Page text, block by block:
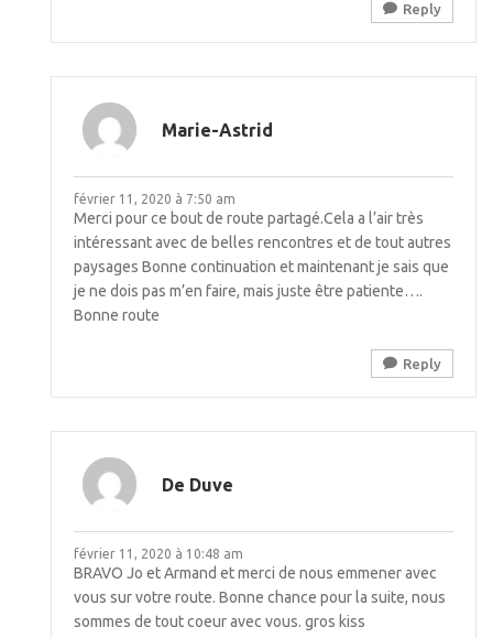
Reply
Marie-Astrid
février 11, 2020 à 7:50 am
Merci pour ce bout de route partagé.Cela a l’air très
intéressant avec de belles rencontres et de tout autres
paysages Bonne continuation et maintenant je sais que
je ne dois pas m’en faire, mais juste être patiente….
Bonne route
Reply
De Duve
février 11, 2020 à 10:48 am
BRAVO Jo et Armand et merci de nous emmener avec
vous sur votre route. Bonne chance pour la suite, nous
sommes de tout coeur avec vous. gros kiss